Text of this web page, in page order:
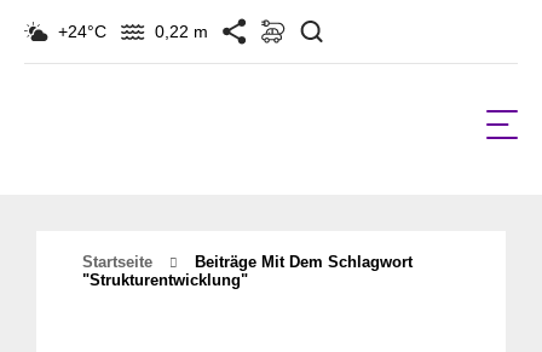
+24°C 0,22 m
Startseite
Beiträge Mit Dem Schlagwort
"Strukturentwicklung"